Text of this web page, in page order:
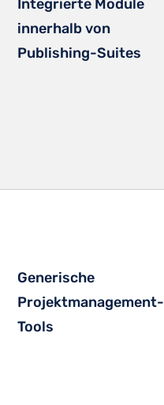
Integrierte Module
innerhalb von
Publishing-Suites
Generische
Projektmanagement-
Tools